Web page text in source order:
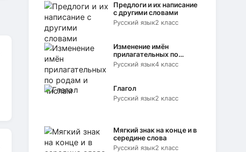
Предлоги и их написание
с другими словами
Русский язык2 класс
Изменение имён
прилагательных по
родам и числам
Русский язык4 класс
Глагол
Русский язык2 класс
Мягкий знак на конце и в
середине слова
Русский язык2 класс